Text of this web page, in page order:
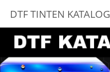
DTF TINTEN KATALOG